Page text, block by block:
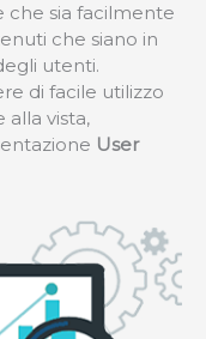
sia facilmente
che siano in
utenti.
di facile utilizzo
vista,
User